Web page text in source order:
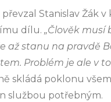
převzal Stanislav Žák
dílu. „Člověk musí
až stanu na pravdě
Problém je ale v
skládá poklonu
službou potřebným.